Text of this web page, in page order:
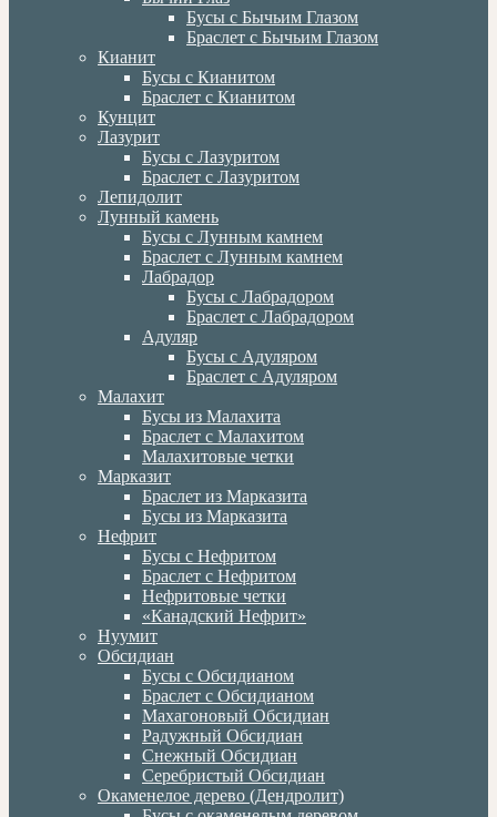
Бусы с Бычьим Глазом
Браслет с Бычьим Глазом
Кианит
Бусы с Кианитом
Браслет с Кианитом
Кунцит
Лазурит
Бусы с Лазуритом
Браслет с Лазуритом
Лепидолит
Лунный камень
Бусы с Лунным камнем
Браслет с Лунным камнем
Лабрадор
Бусы с Лабрадором
Браслет с Лабрадором
Адуляр
Бусы с Адуляром
Браслет с Адуляром
Малахит
Бусы из Малахита
Браслет с Малахитом
Малахитовые четки
Марказит
Браслет из Марказита
Бусы из Марказита
Нефрит
Бусы с Нефритом
Браслет с Нефритом
Нефритовые четки
«Канадский Нефрит»
Нуумит
Обсидиан
Бусы с Обсидианом
Браслет с Обсидианом
Махагоновый Обсидиан
Радужный Обсидиан
Снежный Обсидиан
Серебристый Обсидиан
Окаменелое дерево (Дендролит)